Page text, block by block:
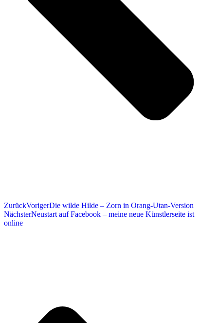
ZurückVorigerDie wilde Hilde – Zorn in Orang-Utan-Version
NächsterNeustart auf Facebook – meine neue Künstlerseite ist
online